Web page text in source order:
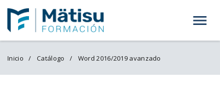
Menú
Inicio Catálogo Word 2016/2019 avanzado